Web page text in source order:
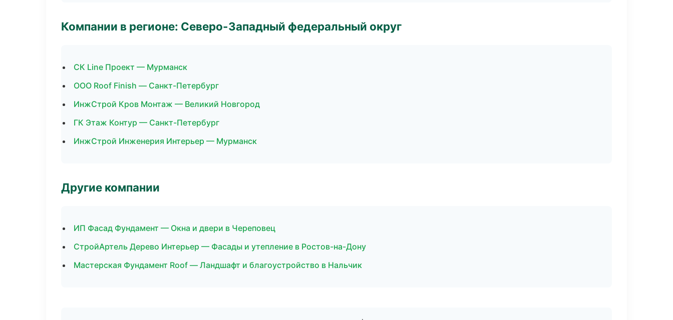
Компании в регионе: Северо-Западный федеральный округ
СК Line Проект — Мурманск
ООО Roof Finish — Санкт-Петербург
ИнжСтрой Кров Монтаж — Великий Новгород
ГК Этаж Контур — Санкт-Петербург
ИнжСтрой Инженерия Интерьер — Мурманск
Другие компании
ИП Фасад Фундамент — Окна и двери в Череповец
СтройАртель Дерево Интерьер — Фасады и утепление в Ростов-на-Дону
Мастерская Фундамент Roof — Ландшафт и благоустройство в Нальчик